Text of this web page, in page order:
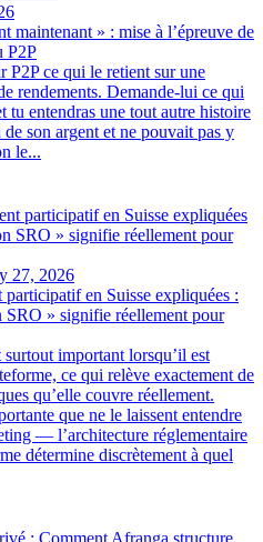
maintenant » : mise à l’épreuve de
P2P
P2P ce qui le retient sur une
rendements. Demande-lui ce qui
tu entendras une tout autre histoire
son argent et ne pouvait pas y
le...
27, 2026
en Suisse expliquées :
SRO » signifie réellement pour
important lorsqu’il est
ce qui relève exactement de
qu’elle couvre réellement.
que ne le laissent entendre
— l’architecture réglementaire
détermine discrètement à quel